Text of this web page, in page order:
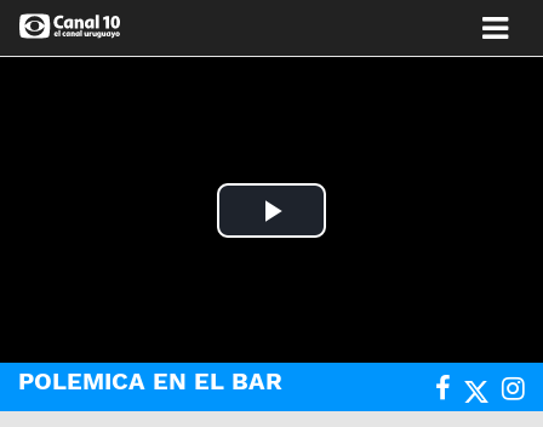
Play
POLEMICA EN EL BAR